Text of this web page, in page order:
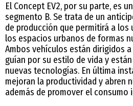
El Concept EV2, por su parte, es
segmento B. Se trata de un
de producción que permitirá a
los espacios urbanos de formas
Ambos vehículos están dirigidos
guían por su estilo de vida y
nuevas tecnologías. En última
mejoran la productividad y abren
además de promover el consumo